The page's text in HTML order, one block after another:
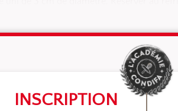
INSCRIPTION